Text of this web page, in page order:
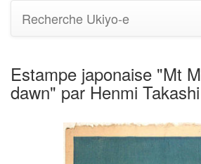
Recherche Ukiyo-e
Estampe japonaise "Mt
dawn" par Henmi Takashi